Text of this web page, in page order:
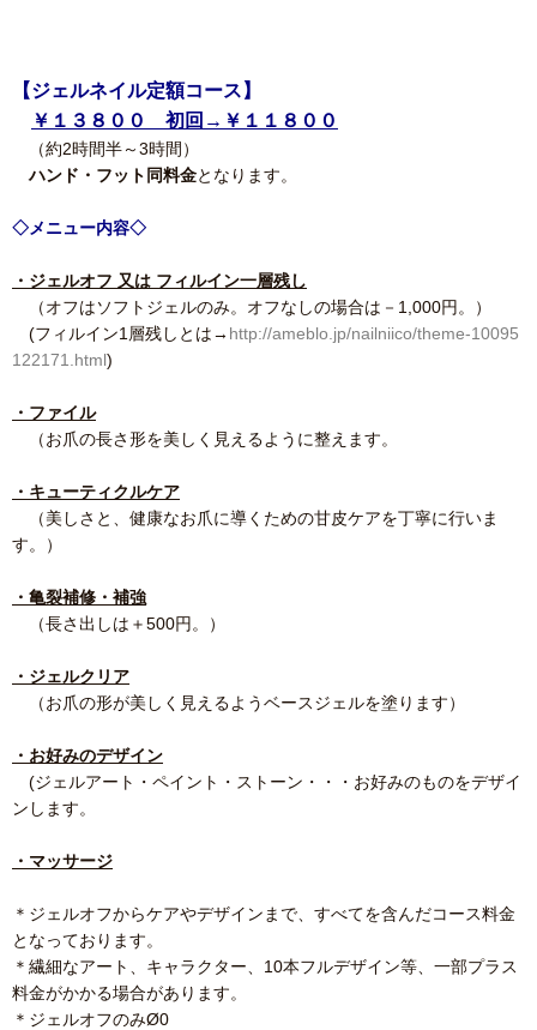
【ジェルネイル定額コース】
￥１３８００ 初回→￥１１８００
（約2時間半～3時間）
ハンド・フット同料金となります。
◇メニュー内容◇
・ジェルオフ 又は フィルイン一層残し
（オフはソフトジェルのみ。オフなしの場合は－1,000円。）
(フィルイン1層残しとは→ http://ameblo.jp/nailniico/theme-10095
122171.html)
・ファイル
（お爪の長さ形を美しく見えるように整えます。
・キューティクルケア
（美しさと、健康なお爪に導くための甘皮ケアを丁寧に行いま
す。）
・亀裂補修・補強
（長さ出しは＋500円。）
・ジェルクリア
（お爪の形が美しく見えるようベースジェルを塗ります）
・お好みのデザイン
(ジェルアート・ペイント・ストーン・・・お好みのものをデザイ
ンします。
・マッサージ
＊ジェルオフからケアやデザインまで、すべてを含んだコース料金
となっております。
＊繊細なアート、キャラクター、10本フルデザイン等、一部プラス
料金がかかる場合があります。
＊ジェルオフのみØ0